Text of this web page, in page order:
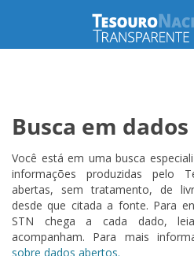
Busca em
Você está em uma busca
informações produzidas pelo
abertas, sem tratamento, de
desde que citada a fonte. Para
STN chega a cada dado,
acompanham. Para mais
sobre dados abertos.